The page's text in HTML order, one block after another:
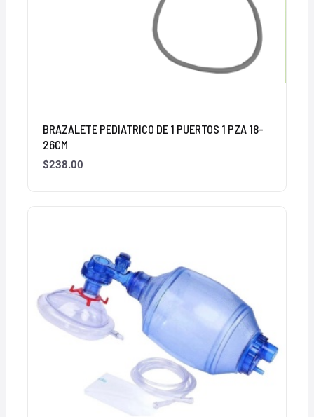
BRAZALETE PEDIATRICO DE 1 PUERTOS 1 PZA 18-
26CM
$238.00